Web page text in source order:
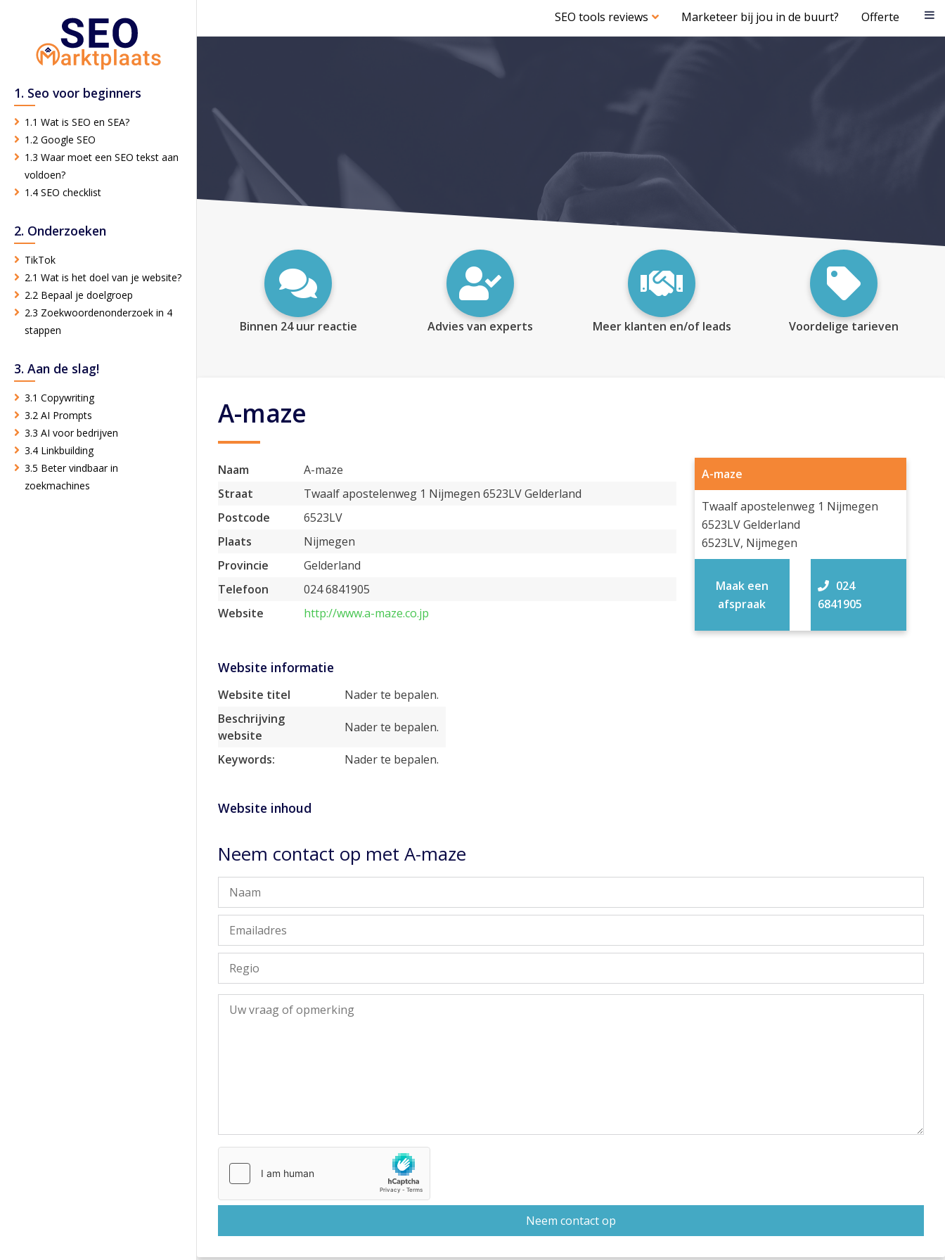
SEO tools reviews Marketeer bij jou in de buurt? Offerte
1. Seo voor beginners
1.1 Wat is SEO en SEA?
1.2 Google SEO
1.3 Waar moet een SEO tekst aan
voldoen?
1.4 SEO checklist
2. Onderzoeken
TikTok
2.1 Wat is het doel van je website?
2.2 Bepaal je doelgroep
2.3 Zoekwoordenonderzoek in 4
stappen
3. Aan de slag!
3.1 Copywriting
3.2 AI Prompts
3.3 AI voor bedrijven
3.4 Linkbuilding
3.5 Beter vindbaar in
zoekmachines
Binnen 24 uur reactie Advies van experts Meer klanten en/of leads Voordelige tarieven
A-maze
Naam
A-maze
Straat
Twaalf apostelenweg 1 Nijmegen 6523LV Gelderland
Postcode
6523LV
Plaats
Nijmegen
Provincie
Gelderland
Telefoon
024 6841905
Website
http://www.a-maze.co.jp
A-maze
Twaalf apostelenweg 1 Nijmegen
6523LV Gelderland
6523LV, Nijmegen
024
6841905
Maak een
afspraak
Website informatie
Website titel
Nader te bepalen.
Beschrijving
website
Nader te bepalen.
Keywords: Nader te bepalen.
Website inhoud
Neem contact op met A-maze